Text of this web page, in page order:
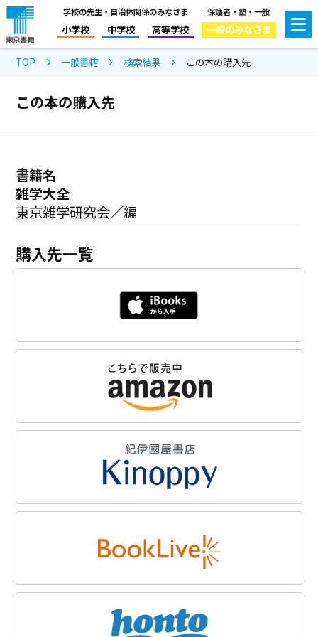
学校の先生・自治体関係のみなさま
小学校 中学校 高等学校
保護者・塾・一般
一般のみなさま
TOP 一般書籍 検索結果 この本の購入先
この本の購入先
書籍名
雑学大全
東京雑学研究会／編
購入先一覧